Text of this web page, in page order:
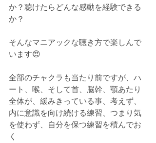
か？聴けたらどんな感動を経験できる
か？
そんなマニアックな聴き方で楽しんで
います😍
全部のチャクラも当たり前ですが、ハ
ート、喉、そして首、脳幹、顎あたり
全体が、緩みきっている事、考えず、
内に意識を向け続ける練習、つまり気
を使わず、自分を保つ練習を積んでお
く